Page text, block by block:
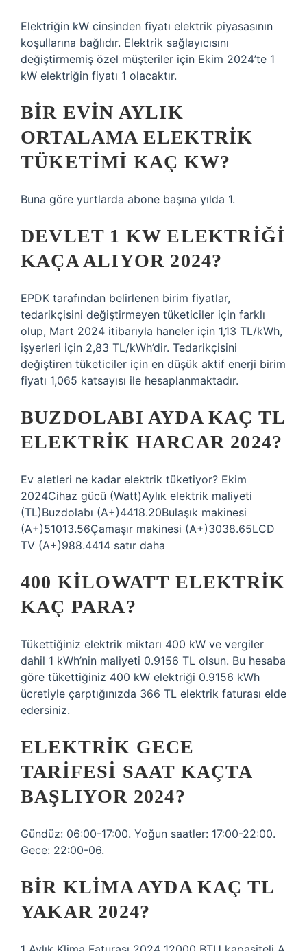
Elektriğin kW cinsinden fiyatı elektrik piyasasının
koşullarına bağlıdır. Elektrik sağlayıcısını
değiştirmemiş özel müşteriler için Ekim 2024’te 1
kW elektriğin fiyatı 1 olacaktır.
BIR EVIN AYLIK
ORTALAMA ELEKTRIK
TÜKETIMI KAÇ KW?
Buna göre yurtlarda abone başına yılda 1.
DEVLET 1 KW ELEKTRIĞI
KAÇA ALIYOR 2024?
EPDK tarafından belirlenen birim fiyatlar,
tedarikçisini değiştirmeyen tüketiciler için farklı
olup, Mart 2024 itibarıyla haneler için 1,13 TL/kWh,
işyerleri için 2,83 TL/kWh’dir. Tedarikçisini
değiştiren tüketiciler için en düşük aktif enerji birim
fiyatı 1,065 katsayısı ile hesaplanmaktadır.
BUZDOLABI AYDA KAÇ TL
ELEKTRIK HARCAR 2024?
Ev aletleri ne kadar elektrik tüketiyor? Ekim
2024Cihaz gücü (Watt)Aylık elektrik maliyeti
(TL)Buzdolabı (A+)4418.20Bulaşık makinesi
(A+)51013.56Çamaşır makinesi (A+)3038.65LCD
TV (A+)988.4414 satır daha
400 KILOWATT ELEKTRIK
KAÇ PARA?
Tükettiğiniz elektrik miktarı 400 kW ve vergiler
dahil 1 kWh’nin maliyeti 0.9156 TL olsun. Bu hesaba
göre tükettiğiniz 400 kW elektriği 0.9156 kWh
ücretiyle çarptığınızda 366 TL elektrik faturası elde
edersiniz.
ELEKTRIK GECE
TARIFESI SAAT KAÇTA
BAŞLIYOR 2024?
Gündüz: 06:00-17:00. Yoğun saatler: 17:00-22:00.
Gece: 22:00-06.
BIR KLIMA AYDA KAÇ TL
YAKAR 2024?